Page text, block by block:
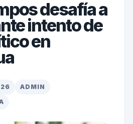
desafía a
intento de
en
ADMIN